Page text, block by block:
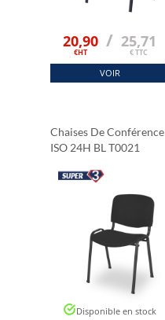
20,90
€HT
/ 25,71
€ TTC
VOIR
Chaises De Conférence
ISO 24H BL T0021
Disponible en stock